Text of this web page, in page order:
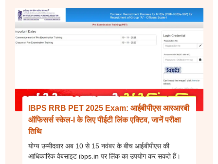
IBPS RRB PET 2025 Exam: आईबीपीएस आरआरबी
ऑफिसर्स स्केल-I के लिए पीईटी लिंक एक्टिव, जानें परीक्षा
तिथि
योग्य उम्मीदवार अब 10 से 15 नवंबर के बीच आईबीपीएस की
आधिकारिक वेबसाइट ibps.in पर लिंक का उपयोग कर सकते हैं।